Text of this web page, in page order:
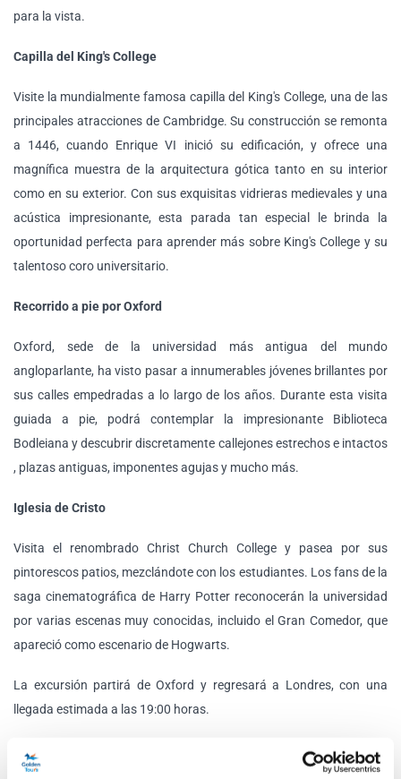
para la vista.
Capilla del King's College
Visite la mundialmente famosa capilla del King's College, una de las
principales atracciones de Cambridge. Su construcción se remonta
a 1446, cuando Enrique VI inició su edificación, y ofrece una
magnífica muestra de la arquitectura gótica tanto en su interior
como en su exterior. Con sus exquisitas vidrieras medievales y una
acústica impresionante, esta parada tan especial le brinda la
oportunidad perfecta para aprender más sobre King's College y su
talentoso coro universitario.
Recorrido a pie por Oxford
Oxford, sede de la universidad más antigua del mundo
angloparlante, ha visto pasar a innumerables jóvenes brillantes por
sus calles empedradas a lo largo de los años. Durante esta visita
guiada a pie, podrá contemplar la impresionante Biblioteca
Bodleiana y descubrir discretamente callejones estrechos e intactos
, plazas antiguas, imponentes agujas y mucho más.
Iglesia de Cristo
Visita el renombrado Christ Church College y pasea por sus
pintorescos patios, mezclándote con los estudiantes. Los fans de la
saga cinematográfica de Harry Potter reconocerán la universidad
por varias escenas muy conocidas, incluido el Gran Comedor, que
apareció como escenario de Hogwarts.
La excursión partirá de Oxford y regresará a Londres, con una
llegada estimada a las 19:00 horas.
Opciones de tour